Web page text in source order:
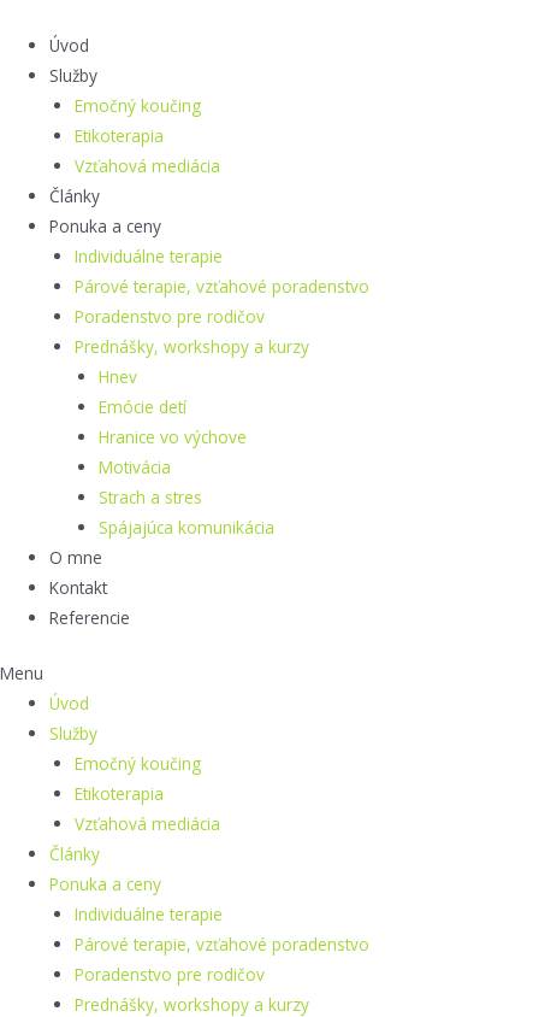
obsah
Úvod
Služby
Emočný koučing
Etikoterapia
Vzťahová mediácia
Články
Ponuka a ceny
Individuálne terapie
Párové terapie, vzťahové poradenstvo
Poradenstvo pre rodičov
Prednášky, workshopy a kurzy
Hnev
Emócie detí
Hranice vo výchove
Motivácia
Strach a stres
Spájajúca komunikácia
O mne
Kontakt
Referencie
Menu
Úvod
Služby
Emočný koučing
Etikoterapia
Vzťahová mediácia
Články
Ponuka a ceny
Individuálne terapie
Párové terapie, vzťahové poradenstvo
Poradenstvo pre rodičov
Prednášky, workshopy a kurzy